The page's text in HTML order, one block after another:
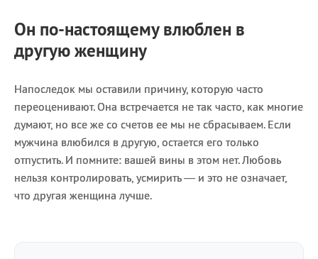
Он по-настоящему влюблен в
другую женщину
Напоследок мы оставили причину, которую часто
переоценивают. Она встречается не так часто, как многие
думают, но все же со счетов ее мы не сбрасываем. Если
мужчина влюбился в другую, остается его только
отпустить. И помните: вашей вины в этом нет. Любовь
нельзя контролировать, усмирить — и это не означает,
что другая женщина лучше.